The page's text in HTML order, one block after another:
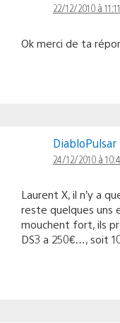
22/12/2010 à 11:11
Ok merci de ta
DiabloPulsar
24/12/2010 à
Laurent X, il n’y a
reste quelques uns
mouchent fort, ils
DS3 a 250€…, soit